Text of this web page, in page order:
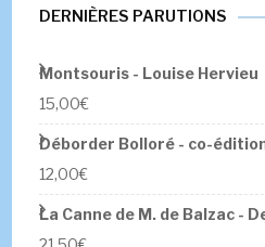
DERNIÈRES PARUTIONS
Montsouris - Louise Hervieu
15,00€
Déborder Bolloré - co-
12,00€
La Canne de M. de Balzac -